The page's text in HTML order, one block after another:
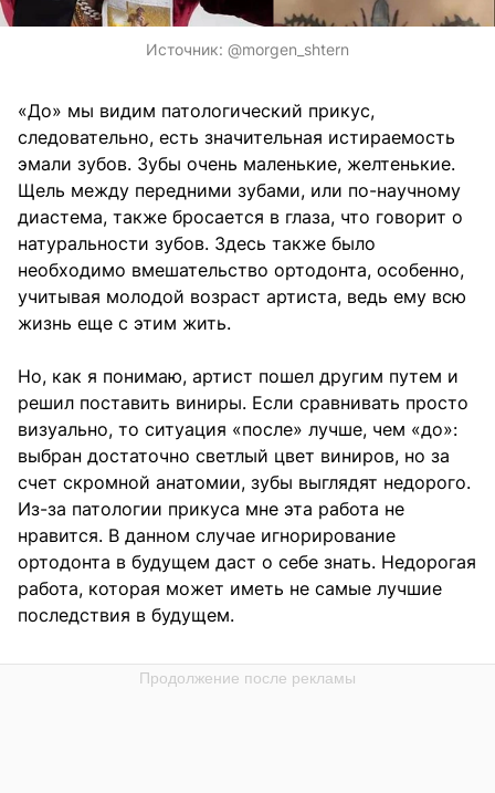
Источник: @morgen_shtern
«До» мы видим патологический прикус,
следовательно, есть значительная истираемость
эмали зубов. Зубы очень маленькие, желтенькие.
Щель между передними зубами, или по-научному
диастема, также бросается в глаза, что говорит о
натуральности зубов. Здесь также было
необходимо вмешательство ортодонта, особенно,
учитывая молодой возраст артиста, ведь ему всю
жизнь еще с этим жить.
Но, как я понимаю, артист пошел другим путем и
решил поставить виниры. Если сравнивать просто
визуально, то ситуация «после» лучше, чем «до»:
выбран достаточно светлый цвет виниров, но за
счет скромной анатомии, зубы выглядят недорого.
Из-за патологии прикуса мне эта работа не
нравится. В данном случае игнорирование
ортодонта в будущем даст о себе знать. Недорогая
работа, которая может иметь не самые лучшие
последствия в будущем.